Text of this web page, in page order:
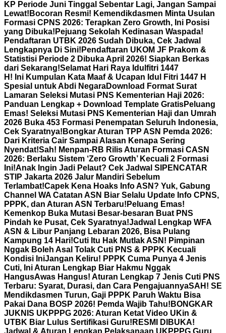
KP Periode Juni Tinggal Sebentar Lagi, Jangan Sampai
Lewat! Bocoran Resmi! Kemendikdasmen Minta Usulan
Formasi CPNS 2026: Terapkan Zero Growth, Ini Posisi
yang Dibuka! Pejuang Sekolah Kedinasan Waspada!
Pendaftaran UTBK 2026 Sudah Dibuka, Cek Jadwal
Lengkapnya Di Sini! Pendaftaran UKOM JF Prakom &
Statistisi Periode 2 Dibuka April 2026! Siapkan Berkas
dari Sekarang!Selamat Hari Raya Idulfitri 1447
H! Ini Kumpulan Kata Maaf & Ucapan Idul Fitri 1447 H
Spesial untuk Abdi NegaraDownload Format Surat
Lamaran Seleksi Mutasi PNS Kementerian Haji 2026:
Panduan Lengkap + Download Template GratisPeluang
Emas! Seleksi Mutasi PNS Kementerian Haji dan Umrah
2026 Buka 453 Formasi Penempatan Seluruh Indonesia,
Cek Syaratnya! Bongkar Aturan TPP ASN Pemda 2026:
Dari Kriteria Cair Sampai Alasan Kenapa Sering
Nyendat!Sah! Menpan-RB Rilis Aturan Formasi CASN
2026: Berlaku Sistem ‘Zero Growth’ Kecuali 2 Formasi
Ini!Anak Ingin Jadi Pelaut? Cek Jadwal SIPENCATAR
STIP Jakarta 2026 Jalur Mandiri Sebelum
Terlambat!Capek Kena Hoaks Info ASN? Yuk, Gabung
Channel WA Catatan ASN Biar Selalu Update Info CPNS,
PPPK, dan Aturan ASN Terbaru! Peluang Emas!
Kemenkop Buka Mutasi Besar-besaran Buat PNS
Pindah ke Pusat, Cek Syaratnya!Jadwal Lengkap WFA
ASN & Libur Panjang Lebaran 2026, Bisa Pulang
Kampung 14 Hari!Cuti Itu Hak Mutlak ASN! Pimpinan
Nggak Boleh Asal Tolak Cuti PNS & PPPK Kecuali
Kondisi IniJangan Keliru! PPPK Cuma Punya 4 Jenis
Cuti, Ini Aturan Lengkap Biar Hakmu Nggak
HangusAwas Hangus! Aturan Lengkap 7 Jenis Cuti PNS
Terbaru: Syarat, Durasi, dan Cara PengajuannyaSAH! SE
Mendikdasmen Turun, Gaji PPPK Paruh Waktu Bisa
Pakai Dana BOSP 2026! Pemda Wajib Tahu! BONGKAR
JUKNIS UKPPPG 2026: Aturan Ketat Video UKin &
UTBK Biar Lulus Sertifikasi Guru! RESMI DIBUKA!
Jadwal & Aturan Lengkap Pelaksanaan UKPPPG Guru